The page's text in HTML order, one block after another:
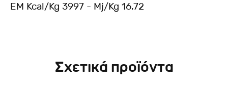
EM Kcal/Kg 3997 - Mj/Kg 16,72
Σχετικά προϊόντα